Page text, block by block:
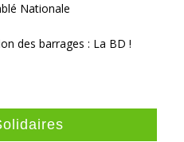
Nationale
des barrages : La BD !